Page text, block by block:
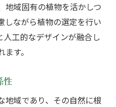
地域固有の植物を活かしつ
しながら植物の選定を行い
人工的なデザインが融合し
す。
性
地域であり、その自然に根